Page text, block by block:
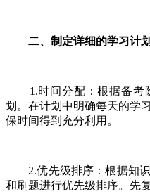
二、制定详细的学习计划
1.时间分配：根据备考
划。在计划中明确每天的学
保时间得到充分利用。
2.优先级排序：根据知识
和刷题进行优先级排序。先